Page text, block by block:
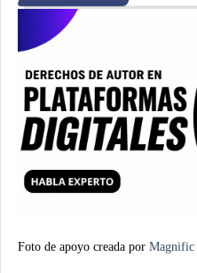
Foto de apoyo creada por Magnific